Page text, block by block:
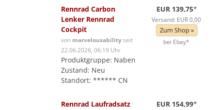
Rennrad Carbon
Lenker Rennrad
Cockpit
von marvelousabilityseit
22.06.2026, 06:19 Uhr
Produktgruppe: Naben
Zustand: Neu
Standort: ****** CN
EUR 139,75*
Versand: EUR 0,00
Zum Shop »
bei Ebay*
Rennrad Laufradsatz
EUR 154,99*